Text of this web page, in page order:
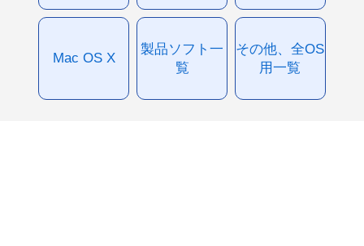
Mac OS X
製品ソフト一
覧
その他、全OS
用一覧